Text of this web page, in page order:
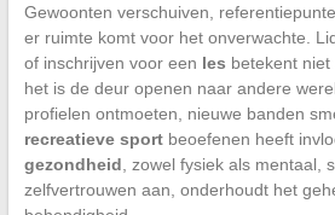
Gewoonten verschuiven,
er ruimte komt voor het onverwachte.
of inschrijven voor een les betekent niet
het is de deur openen naar andere
profielen ontmoeten, nieuwe banden
recreatieve sportbeoefenen heeft
gezondheid , zowel fysiek als mentaal,
zelfvertrouwen aan, onderhoudt het